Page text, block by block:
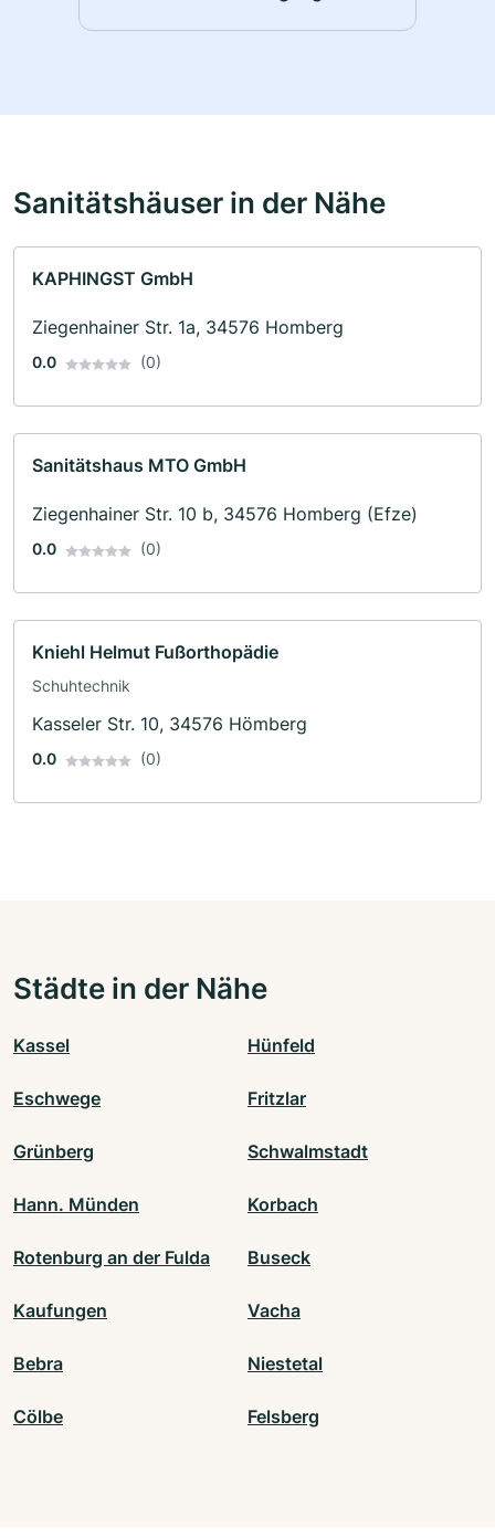
Sanitätshäuser in der Nähe
KAPHINGST GmbH
Ziegenhainer Str. 1a, 34576 Homberg
0.0 (0)
Sanitätshaus MTO GmbH
Ziegenhainer Str. 10 b, 34576 Homberg (Efze)
0.0 (0)
Kniehl Helmut Fußorthopädie
Schuhtechnik
Kasseler Str. 10, 34576 Hömberg
0.0 (0)
Städte in der Nähe
Kassel Hünfeld
Eschwege Fritzlar
Grünberg Schwalmstadt
Hann. Münden Korbach
Rotenburg an der Fulda Buseck
Kaufungen Vacha
Bebra Niestetal
Cölbe Felsberg